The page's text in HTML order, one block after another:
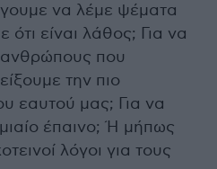
να λέμε ψέματα
είναι λάθος; Για να
που
την πιο
εαυτού μας; Για να
έπαινο; Ή μήπως
λόγοι για τους